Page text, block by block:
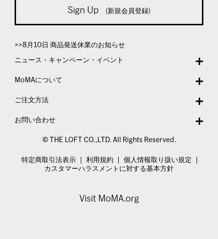
Sign Up (新規会員登録)
>>8月10日 商品発送休業のお知らせ
ニュース・キャンペーン・イベント
MoMAについて
ご注文方法
お問い合わせ
© THE LOFT CO.,LTD. All Rights Reserved.
特定商取引法表示 利用規約
個人情報取り扱い規定
カスタマーハラスメントに対する基本方針
Visit MoMA.org